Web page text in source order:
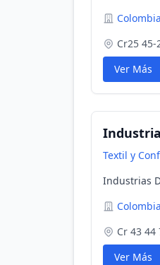
Colombia
Cr25 45-
Ver Más
Textil y
Industrias
Colombia
Cr 43 44
Ver Más